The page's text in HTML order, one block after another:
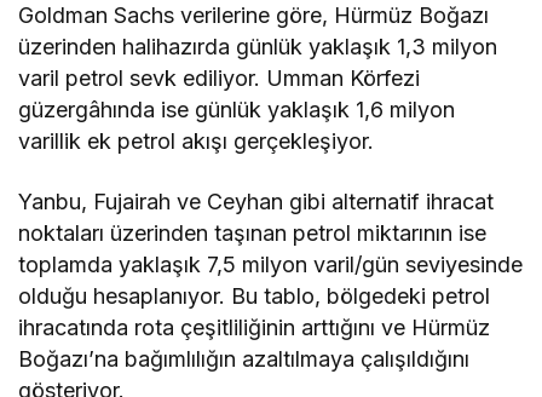
Goldman Sachs verilerine göre, Hürmüz Boğazı
üzerinden halihazırda günlük yaklaşık 1,3 milyon
varil petrol sevk ediliyor. Umman Körfezi
güzergâhında ise günlük yaklaşık 1,6 milyon
varillik ek petrol akışı gerçekleşiyor.
Yanbu, Fujairah ve Ceyhan gibi alternatif ihracat
noktaları üzerinden taşınan petrol miktarının ise
toplamda yaklaşık 7,5 milyon varil/gün seviyesinde
olduğu hesaplanıyor. Bu tablo, bölgedeki petrol
ihracatında rota çeşitliliğinin arttığını ve Hürmüz
Boğazı’na bağımlılığın azaltılmaya çalışıldığını
gösteriyor.